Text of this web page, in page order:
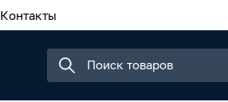
Контакты